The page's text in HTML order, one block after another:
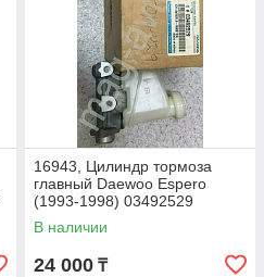
16943, Цилиндр тормоза
главный Daewoo Espero
(1993-1998) 03492529
В наличии
24 000 ₸